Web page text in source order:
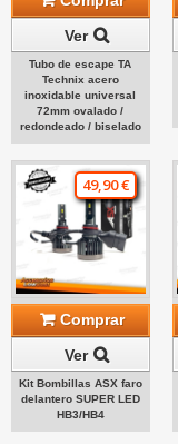
Ver
Tubo de escape TA
Technix acero
inoxidable universal
72mm ovalado /
redondeado / biselado
49,90 €
Comprar
Ver
Kit Bombillas ASX faro
delantero SUPER LED
HB3/HB4